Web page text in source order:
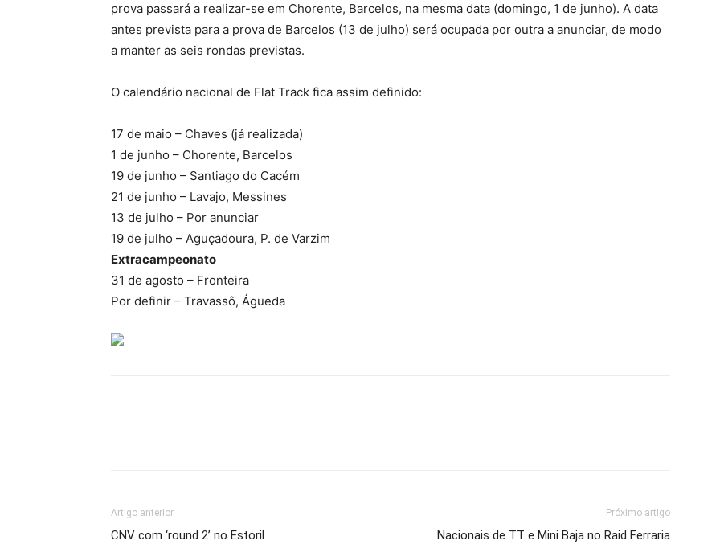
prova passará a realizar-se em Chorente, Barcelos, na mesma data (domingo, 1 de junho). A data
antes prevista para a prova de Barcelos (13 de julho) será ocupada por outra a anunciar, de modo
a manter as seis rondas previstas.
O calendário nacional de Flat Track fica assim definido:
17 de maio – Chaves (já realizada)
1 de junho – Chorente, Barcelos
19 de junho – Santiago do Cacém
21 de junho – Lavajo, Messines
13 de julho – Por anunciar
19 de julho – Aguçadoura, P. de Varzim
Extracampeonato
31 de agosto – Fronteira
Por definir – Travassô, Águeda
Artigo anterior
CNV com ‘round 2’ no Estoril
Próximo artigo
Nacionais de TT e Mini Baja no Raid Ferraria